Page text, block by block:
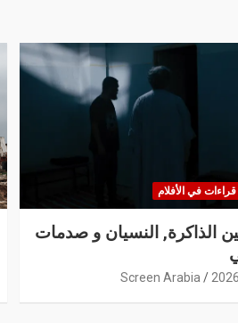
قراءات في الأفلام
الذاكرة, النسيان و صدمات
Screen Arabia